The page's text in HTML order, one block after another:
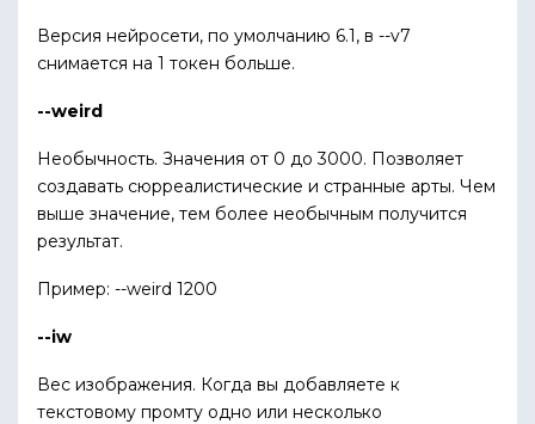
Версия нейросети, по умолчанию 6.1, в --v7
снимается на 1 токен больше.
--weird
Необычность. Значения от 0 до 3000. Позволяет
создавать сюрреалистические и странные арты. Чем
выше значение, тем более необычным получится
результат.
Пример: --weird 1200
--iw
Вес изображения. Когда вы добавляете к
текстовому промту одно или несколько